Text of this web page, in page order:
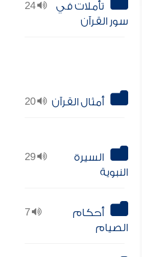
24
تأملات في
سور القرآن
20 أمثال القرآن
29
السيرة
النبوية
7
أحكام
الصيام